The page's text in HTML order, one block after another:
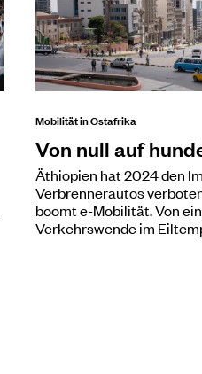
Mobilität in Ostafrika
Von null auf
Äthiopien hat 2024 den
Verbrennerautos
boomt e-Mobilität. Von
Verkehrswende im